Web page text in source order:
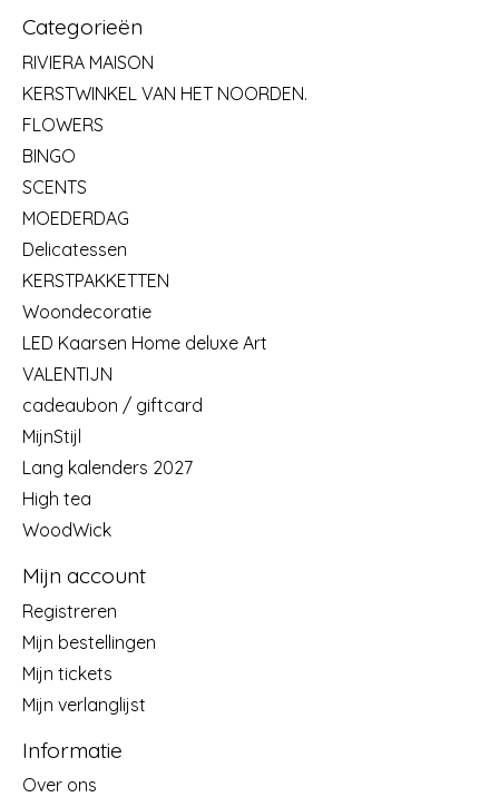
Categorieën
RIVIERA MAISON
KERSTWINKEL VAN HET NOORDEN.
FLOWERS
BINGO
SCENTS
MOEDERDAG
Delicatessen
KERSTPAKKETTEN
Woondecoratie
LED Kaarsen Home deluxe Art
VALENTIJN
cadeaubon / giftcard
MijnStijl
Lang kalenders 2027
High tea
WoodWick
Mijn account
Registreren
Mijn bestellingen
Mijn tickets
Mijn verlanglijst
Informatie
Over ons